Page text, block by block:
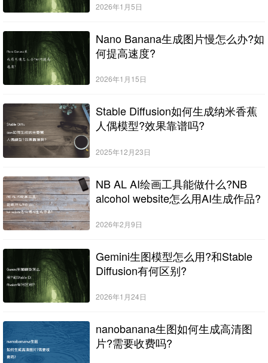
2026年1月5日
Nano Banana生成图片慢怎么办?如
何提高速度?
2026年1月15日
Stable Diffusion如何生成纳米香蕉
人偶模型?效果靠谱吗?
2025年12月23日
NB AL AI绘画工具能做什么?NB
alcohol website怎么用AI生成作品?
2026年2月9日
Gemini生图模型怎么用?和Stable
Diffusion有何区别?
2026年1月24日
nanobanana生图如何生成高清图
片?需要收费吗?